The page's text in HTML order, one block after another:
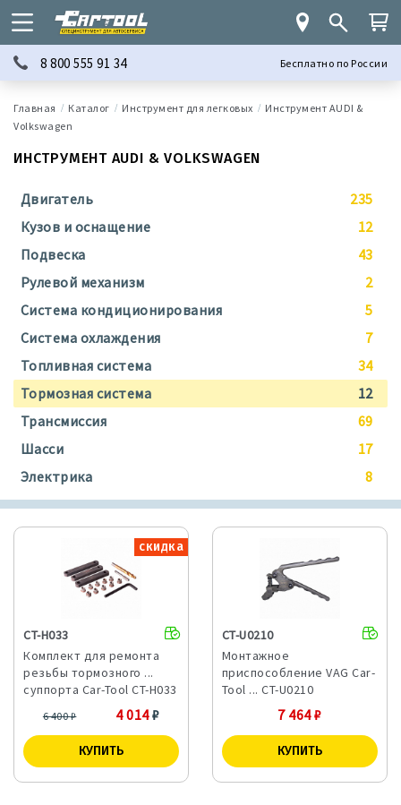
8 800 555 91 34 Бесплатно по России
Каталог Инструмент для легковых
Инструмент AUDI &
Volkswagen
ИНСТРУМЕНТ AUDI & VOLKSWAGEN
Двигатель
235
Кузов и оснащение
12
Подвеска
43
Рулевой механизм
2
Система кондиционирования
5
Система охлаждения
7
Топливная система
34
Тормозная система
12
Трансмиссия
69
Шасси
17
Электрика
8
скидка
CT-H033
Комплект для ремонта
резьбы тормозного ...
суппорта Car-Tool CT-H033
6 400₽ 4 014₽
CT-U0210
Монтажное
приспособление VAG Car-
Tool ... CT-U0210
7 464₽